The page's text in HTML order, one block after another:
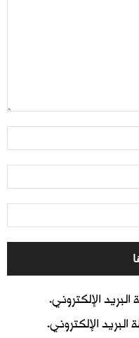
الإلكتروني.
الإلكتروني.